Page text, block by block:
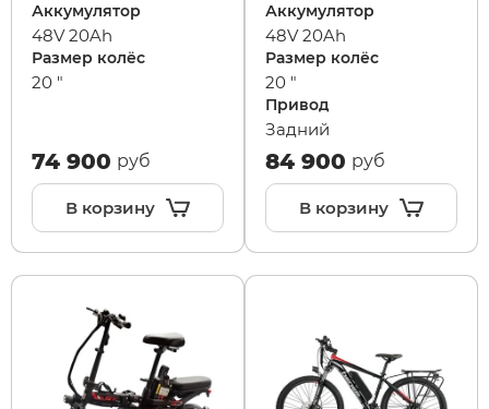
Аккумулятор
48V 20Ah
Размер колёс
20 "
74 900 руб
В корзину
Аккумулятор
48V 20Ah
Размер колёс
20 "
Привод
Задний
84 900 руб
В корзину